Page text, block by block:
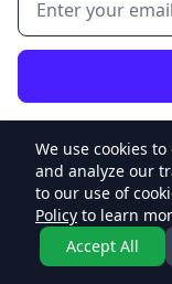
© 2026 My
We use cookies
and analyze our
to our use of
Policy to learn
Accept All